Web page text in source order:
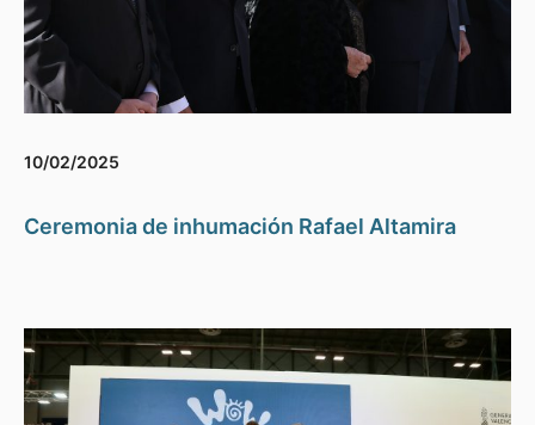
10/02/2025
Ceremonia de inhumación Rafael Altamira